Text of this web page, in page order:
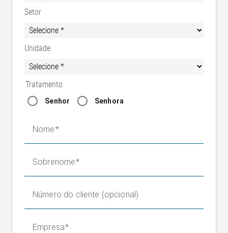
Setor
Unidade
Tratamento
Senhor Senhora
Nome
Sobrenome
Número do cliente (opcional)
Empresa